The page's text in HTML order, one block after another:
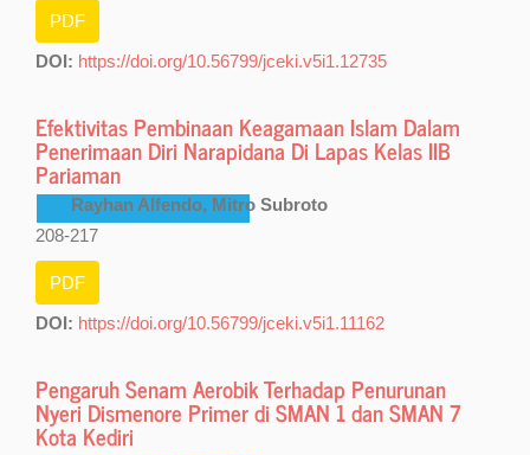
PDF
DOI: https://doi.org/10.56799/jceki.v5i1.12735
Efektivitas Pembinaan Keagamaan Islam Dalam
Penerimaan Diri Narapidana Di Lapas Kelas IIB
Pariaman
Rayhan Alfendo, Mitro Subroto
208-217
PDF
DOI: https://doi.org/10.56799/jceki.v5i1.11162
Pengaruh Senam Aerobik Terhadap Penurunan
Nyeri Dismenore Primer di SMAN 1 dan SMAN 7
Kota Kediri